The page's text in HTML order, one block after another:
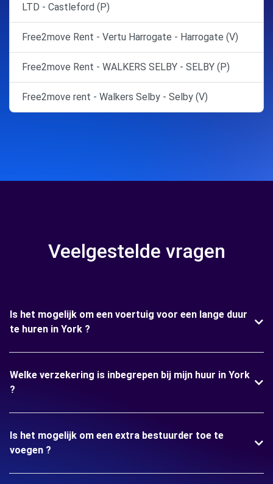
LTD - Castleford (P)
Free2move Rent - Vertu Harrogate - Harrogate (V)
Free2move Rent - WALKERS SELBY - SELBY (P)
Free2move rent - Walkers Selby - Selby (V)
Veelgestelde vragen
Is het mogelijk om een voertuig voor een lange duur
te huren in York ?
Welke verzekering is inbegrepen bij mijn huur in York
?
Is het mogelijk om een extra bestuurder toe te
voegen ?